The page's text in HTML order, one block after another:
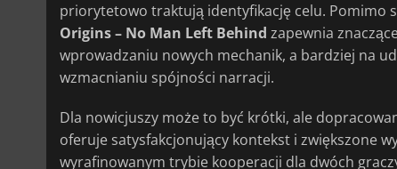
priorytetowo traktują identyfikację celu. Pomimo
Origins – No Man Left Behind zapewnia
wprowadzaniu nowych mechanik, a bardziej na
wzmacnianiu spójności narracji.
Dla nowicjuszy może to być krótki, ale
oferuje satysfakcjonujący kontekst i zwiększone
wyrafinowanym trybie kooperacji dla dwóch